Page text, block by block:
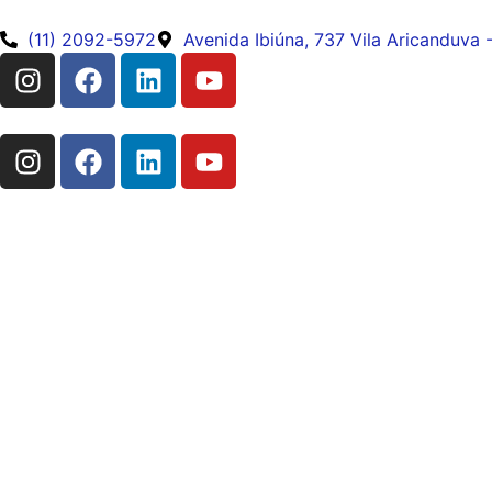
(11) 2092-5972 Avenida Ibiúna, 737 Vila Aricanduva